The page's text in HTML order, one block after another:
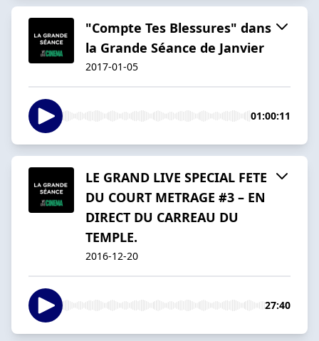
"Compte Tes Blessures" dans
la Grande Séance de Janvier
2017-01-05
01:00:11
LE GRAND LIVE SPECIAL FETE
DU COURT METRAGE #3 – EN
DIRECT DU CARREAU DU
TEMPLE.
2016-12-20
27:40